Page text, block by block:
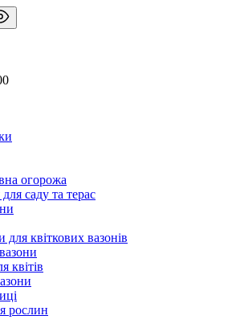
огорожа
саду та терас
для квіткових вазонів
квітів
рослин